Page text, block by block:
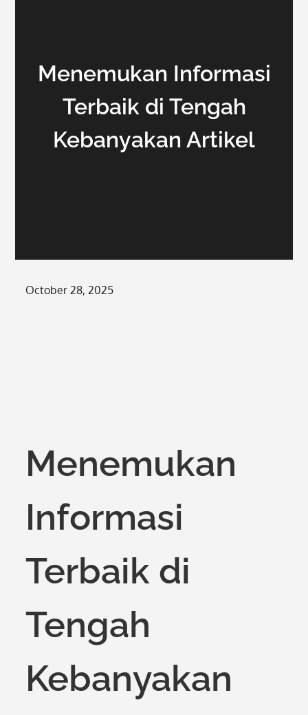
Menemukan Informasi
Terbaik di Tengah
Kebanyakan Artikel
Posted
October 28, 2025
Menemukan
Informasi
Terbaik di
Tengah
Kebanyakan